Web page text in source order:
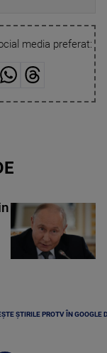
media preferat:
ȘTIRILE PROTV ÎN GOOGLE